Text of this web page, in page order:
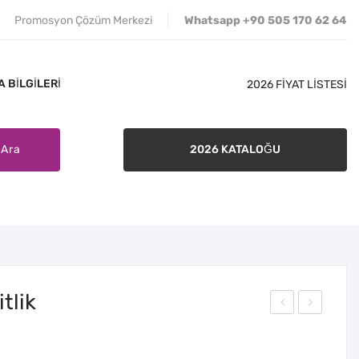
Promosyon Çözüm Merkezi Whatsapp +90 505 170 62 64
BILGILERI 2026 FİYAT LİSTESİ
Ara 2026 KATALOĞU